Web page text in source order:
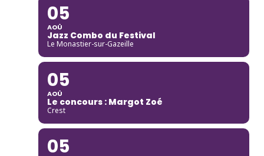
05
AOÛ
Jazz Combo du Festival
Le Monastier-sur-Gazeille
05
AOÛ
Le concours : Margot Zoé
Crest
05